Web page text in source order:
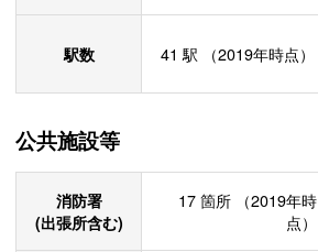
駅数 41駅 （2019年時点）
公共施設等
消防署
(出張所含む)
17 箇所
（2019年時
点）